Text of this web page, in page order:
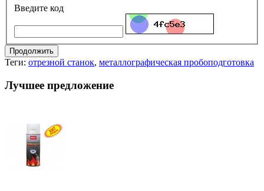
Введите код
Продолжить
Теги: отрезной станок, металлографическая пробоподготовка
Лучшее предложение